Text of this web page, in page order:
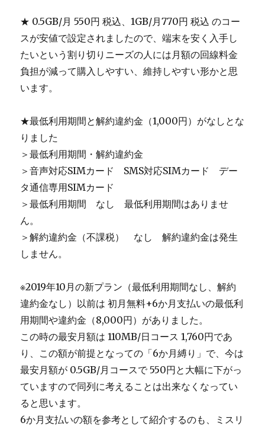
★ 0.5GB/月 550円 税込、1GB/月770円 税込 のコー
スが安値で設定されましたので、端末を安く入手し
たいという割り切りニーズの人には月額の回線料金
負担が減って購入しやすい、維持しやすい形かと思
います。
★最低利用期間と解約違約金（1,000円）がなしとな
りました
＞最低利用期間・解約違約金
＞音声対応SIMカード SMS対応SIMカード デー
タ通信専用SIMカード
＞最低利用期間 なし 最低利用期間はありませ
ん。
＞解約違約金（不課税） なし 解約違約金は発生
しません。
※2019年10月の新プラン（最低利用期間なし、解約
違約金なし）以前は 初月無料+6か月支払いの最低利
用期間や違約金（8,000円）がありました。
この時の最安月額は 110MB/日コース 1,760円であ
り、この額が前提となっての「6か月縛り」で、今は
最安月額が 0.5GB/月コースで 550円と大幅に下がっ
ていますので同列に考えることは出来なくなってい
ると思います。
6か月支払いの額を参考として紹介するのも、ミスリ